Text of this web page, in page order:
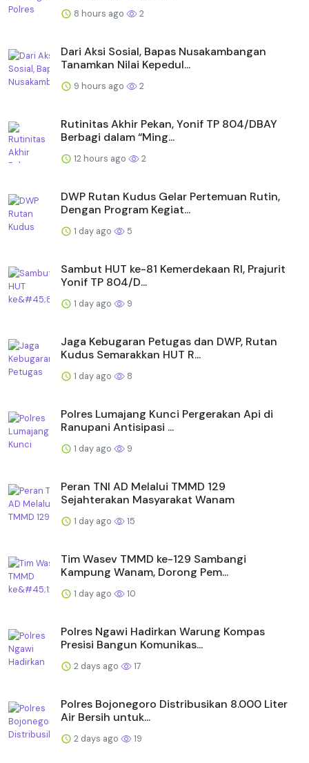
8 hours ago 2
Dari Aksi Sosial, Bapas Nusakambangan
Tanamkan Nilai Kepedul...
9 hours ago 2
Rutinitas Akhir Pekan, Yonif TP 804/DBAY
Berbagi dalam “Ming...
12 hours ago 2
DWP Rutan Kudus Gelar Pertemuan Rutin,
Dengan Program Kegiat...
1 day ago 5
Sambut HUT ke-81 Kemerdekaan RI, Prajurit
Yonif TP 804/D...
1 day ago 9
Jaga Kebugaran Petugas dan DWP, Rutan
Kudus Semarakkan HUT R...
1 day ago 8
Polres Lumajang Kunci Pergerakan Api di
Ranupani Antisipasi ...
1 day ago 9
Peran TNI AD Melalui TMMD 129
Sejahterakan Masyarakat Wanam
1 day ago 15
Tim Wasev TMMD ke-129 Sambangi
Kampung Wanam, Dorong Pem...
1 day ago 10
Polres Ngawi Hadirkan Warung Kompas
Presisi Bangun Komunikas...
2 days ago 17
Polres Bojonegoro Distribusikan 8.000 Liter
Air Bersih untuk...
2 days ago 19